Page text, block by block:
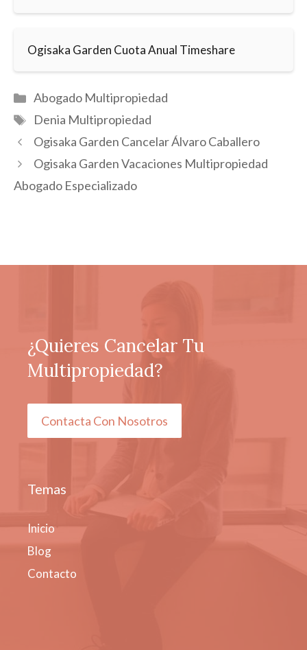
Ogisaka Garden Cuota Anual Timeshare
Categorías
Abogado Multipropiedad
Etiquetas
Denia Multipropiedad
Ogisaka Garden Cancelar Álvaro Caballero
Ogisaka Garden Vacaciones Multipropiedad
Abogado Especializado
¿Quieres Cancelar Tu
Multipropiedad?
Contacta Con Nosotros
Temas
Inicio
Blog
Contacto